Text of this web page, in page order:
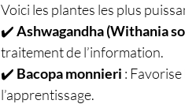
Voici les plantes les plus
✔️ Ashwagandha (Withania
traitement de l’information.
✔️ Bacopa monnieri :
l’apprentissage.